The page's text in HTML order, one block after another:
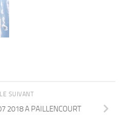
SUIVANT
2018 A PAILLENCOURT